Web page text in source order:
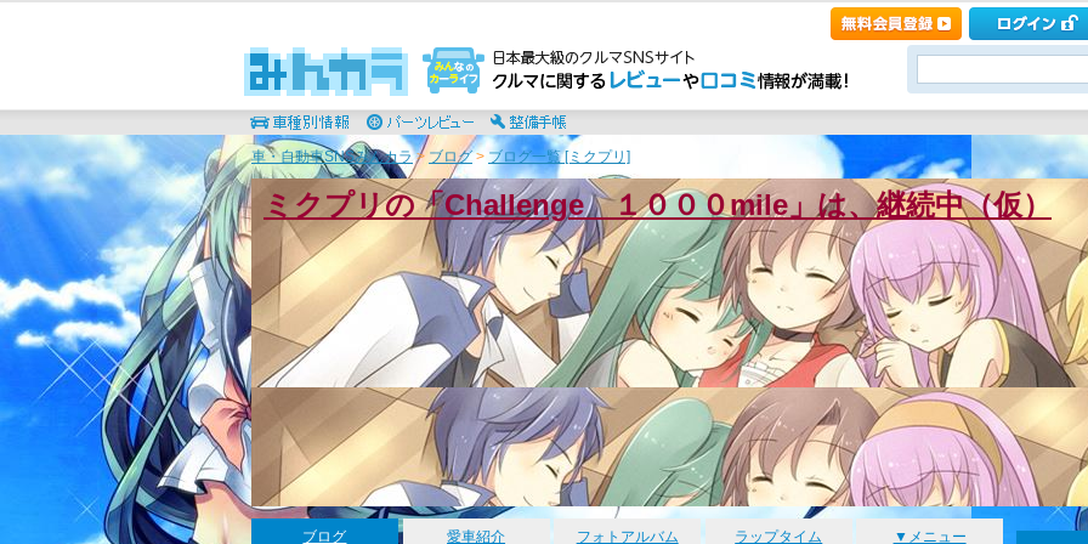
車・自動車SNSみんカラ> ブログ> ブログ一覧 [ミクプリ]
ミクプリの「Challenge １０００mile」は、継続中（仮）
ブログ 愛車紹介 フォトアルバム ラップタイム ▼メニュー